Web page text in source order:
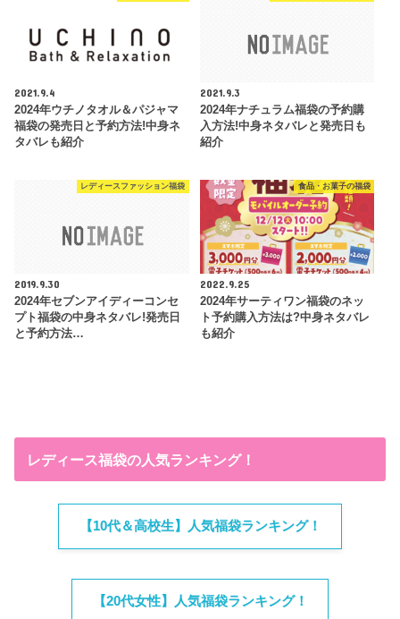
2021.9.4
2024年ウチノタオル＆パジャマ
福袋の発売日と予約方法!中身ネ
タバレも紹介
2021.9.3
2024年ナチュラム福袋の予約購
入方法!中身ネタバレと発売日も
紹介
レディースファッション福袋
2019.9.30
2024年セブンアイディーコンセ
プト福袋の中身ネタバレ!発売日
と予約方法…
食品・お菓子の福袋
2022.9.25
2024年サーティワン福袋のネッ
ト予約購入方法は?中身ネタバレ
も紹介
レディース福袋の人気ランキング！
【10代＆高校生】人気福袋ランキング！
【20代女性】人気福袋ランキング！